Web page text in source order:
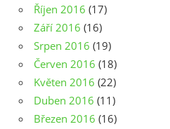
Říjen 2016 (17)
Září 2016 (16)
Srpen 2016 (19)
Červen 2016 (18)
Květen 2016 (22)
Duben 2016 (11)
Březen 2016 (16)